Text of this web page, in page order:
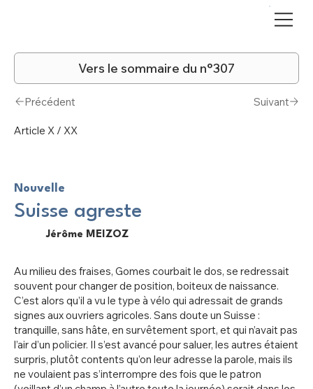
Nouvelle
Suisse agreste
Jérôme MEIZOZ
Au milieu des fraises, Gomes courbait le dos, se redressait
souvent pour changer de position, boiteux de naissance.
C’est alors qu’il a vu le type à vélo qui adressait de grands
signes aux ouvriers agricoles. Sans doute un Suisse :
tranquille, sans hâte, en survêtement sport, et qui n’avait pas
l’air d’un policier. Il s’est avancé pour saluer, les autres étaient
surpris, plutôt contents qu’on leur adresse la parole, mais ils
ne voulaient pas s’interrompre des fois que le patron
Vers le sommaire du n°307
Article X / XX
Précédent Suivant